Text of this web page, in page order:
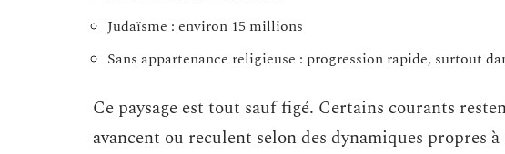
Judaïsme : environ 15 millions
Sans appartenance religieuse : progression rapide, surtout
Ce paysage est tout sauf figé. Certains courants
avancent ou reculent selon des dynamiques propres